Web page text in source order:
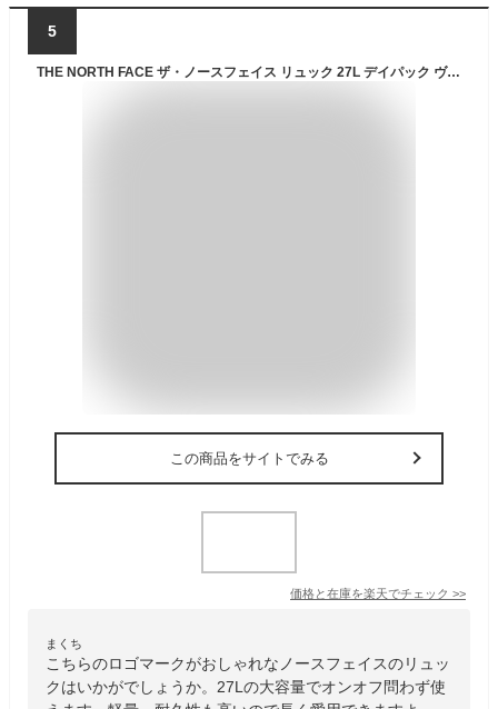
5
THE NORTH FACE ザ・ノースフェイス リュック 27L デイパック ヴォルト メンズ ブランド バッグ NF0A3VY2 大容量 VAULT BACKPACK
この商品をサイトでみる
価格と在庫を楽天でチェック >>
まくち
こちらのロゴマークがおしゃれなノースフェイスのリュッ
クはいかがでしょうか。27Lの大容量でオンオフ問わず使